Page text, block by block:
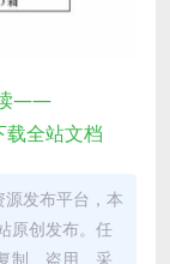
——
载全站文档
发布平台，本
原创发布。任
制、盗用、采